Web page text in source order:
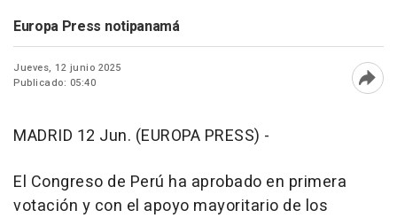
Europa Press notipanamá
Jueves, 12 junio 2025
Publicado: 05:40
MADRID 12 Jun. (EUROPA PRESS) -
El Congreso de Perú ha aprobado en primera
votación y con el apoyo mayoritario de los